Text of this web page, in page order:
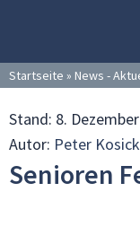
Startseite » News -
Stand: 8.
Autor: Peter Kosick
Senioren